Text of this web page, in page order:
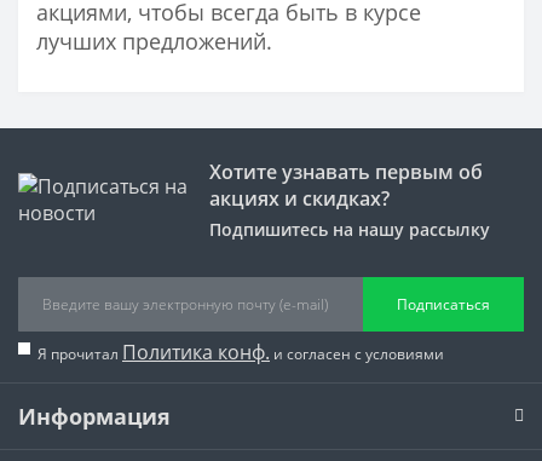
акциями, чтобы всегда быть в курсе
лучших предложений.
Хотите узнавать первым об
акциях и скидках?
Подпишитесь на нашу рассылку
Подписаться
Я прочитал Политика конф. и согласен с условиями
Информация